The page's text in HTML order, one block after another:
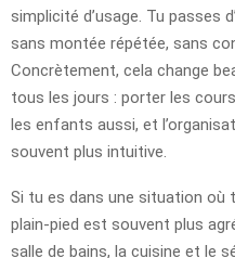
simplicité d’usage. Tu passes
sans montée répétée, sans
Concrètement, cela change
tous les jours : porter les
les enfants aussi, et
souvent plus intuitive.
Si tu es dans une situation où
plain-pied est souvent plus
salle de bains, la cuisine et le